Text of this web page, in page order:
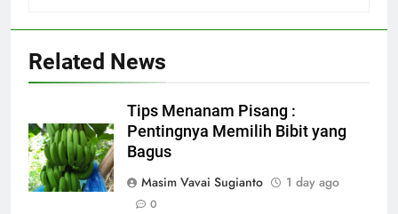
Related News
Tips Menanam Pisang :
Pentingnya Memilih Bibit yang
Bagus
Masim Vavai Sugianto
1 day ago
0